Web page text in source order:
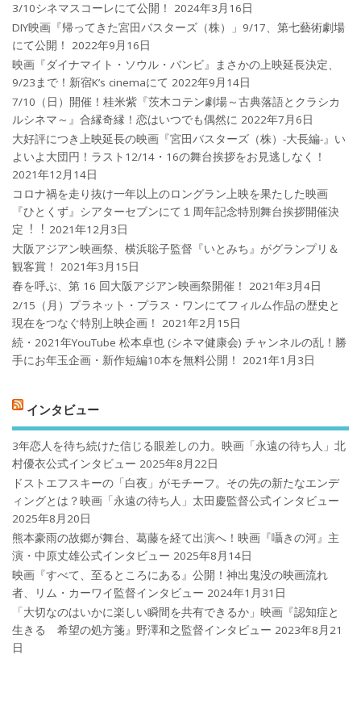
3/10シネマスコーレにて公開！
2024年3月16日
DIY映画『帰ってきた宮田バスターズ（株）」9/17、第七藝術劇場
にて公開！
2022年9月16日
映画『ダイナマイト・ソウル・バンビ』まさかの上映延長決定、
9/23まで！新宿K’s cinemaにて 2022年9月14日
7/10（日）開催！桂米紫『茨木コテン劇場～古典落語とクラシカ
ルシネマ～』合縁奇縁！恋はいつでも偶然に 2022年7月6日
大好評につき上映延長の映画『宮田バスターズ（株）-大長編-』い
よいよ大団円！ラスト12/14・16の舞台挨拶をお見逃しなく！
2021年12月14日
コロナ禍を⾛り抜け⼀年以上のロングラン上映を果たした映画
『ひとくず』シアターセブンにて１周年記念特別舞台挨拶開催決
定︕︕ 2021年12月3日
大阪アジアン映画祭、横浜聡子監督『いとみち』がグランプリ＆
観客賞！
2021年3月15日
春を呼ぶ、第 16 回大阪アジアン映画祭開催！
2021年3月4日
2/15（月）プラネット・プラス・ワンにてフィルム作品の歴史と
現在をつなぐ特別上映企画！
2021年2月15日
続・2021年YouTube 松本卓也 (シネマ健康会) チャンネルの乱！勝
手にお年玉企画・新作短編10本を無料公開！
2021年1月3日
インタビュー
3年恋人を待ち続けた信じる眼差しの力。映画「永遠の待ち人」北
村優衣公式インタビュー 2025年8月22日
ドストエフスキーの「白夜」がモチーフ。その先の新たなエンデ
ィングとは？映画「永遠の待ち人」太田慶監督公式インタビュー
2025年8月20日
熊本豪雨の故郷が舞台、葛藤を経て出演へ！映画『囁きの河』主
演・中原丈雄公式インタビュー 2025年8月14日
映画『すべて、至るところにある』公開！神出鬼没の映画流れ
者、リム・カーワイ監督インタビュー 2024年1月31日
「大切なのはいかに楽しい瞬間を共有できるか」映画『認知症と
生きる 希望の処方箋』野澤和之監督インタビュー 2023年8月21
日